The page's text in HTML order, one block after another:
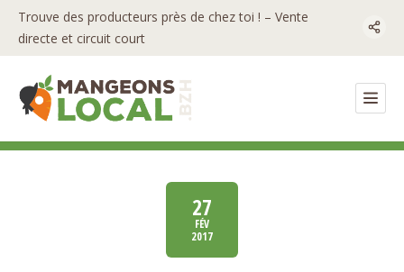
Trouve des producteurs près de chez toi ! – Vente
directe et circuit court
27
FÉV
2017